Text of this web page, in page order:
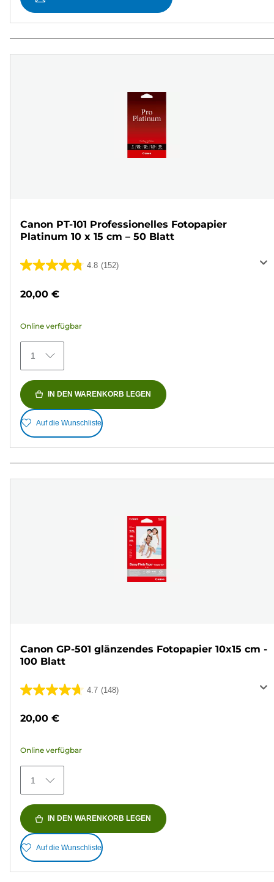
Canon PT-101 Professionelles Fotopapier
Platinum 10 x 15 cm – 50 Blatt
4.8 (152)
4.8
5
152
Bewertungen
20,00 €
Online verfügbar
1
IN DEN WARENKORB LEGEN
Auf die Wunschliste
Canon GP-501 glänzendes Fotopapier 10x15 cm -
100 Blatt
4.7 (148)
4.7
148
Bewertungen
20,00 €
Online verfügbar
1
IN DEN WARENKORB LEGEN
Auf die Wunschliste